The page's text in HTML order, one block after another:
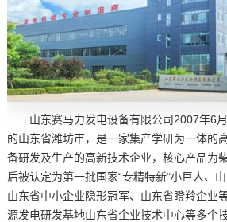
山东赛马力发电设备有限公司2007年6
的山东省潍坊市，是一家集产学研为一体的
备研发及生产的高新技术企业，核心产品为
后被认定为第一批国家“专精特新”小巨人、
山东省中小企业隐形冠军、山东省瞪羚企业
源发电研发基地山东省企业技术中心等多个